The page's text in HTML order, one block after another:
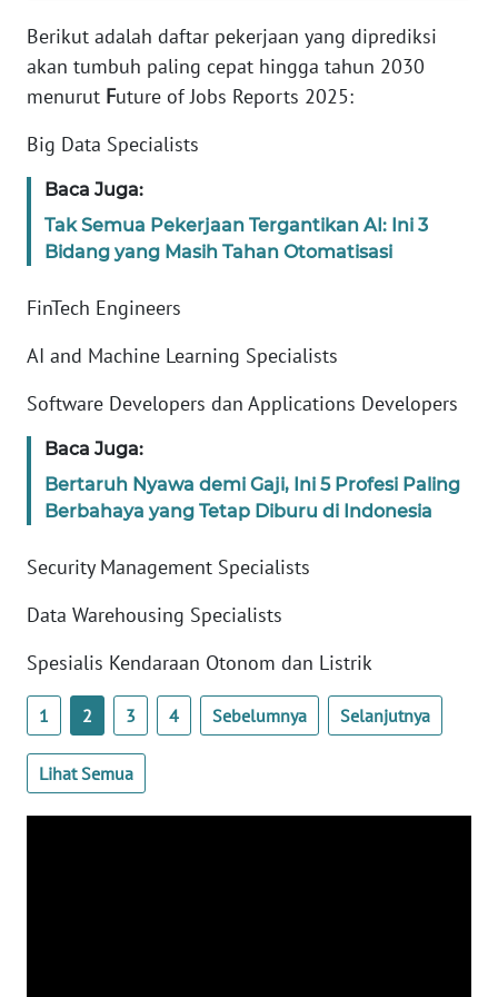
Berikut adalah daftar pekerjaan yang diprediksi
akan tumbuh paling cepat hingga tahun 2030
menurut Future of Jobs Reports 2025:
Big Data Specialists
Baca Juga:
Tak Semua Pekerjaan Tergantikan AI: Ini 3
Bidang yang Masih Tahan Otomatisasi
FinTech Engineers
AI and Machine Learning Specialists
Software Developers dan Applications Developers
Baca Juga:
Bertaruh Nyawa demi Gaji, Ini 5 Profesi Paling
Berbahaya yang Tetap Diburu di Indonesia
Security Management Specialists
Data Warehousing Specialists
Spesialis Kendaraan Otonom dan Listrik
1 2 3 4 Sebelumnya Selanjutnya
Lihat Semua
INDEKS
BERITA
KONTAK
KAMI
INFO
IKLAN
TENTANG
MEDIA
REDAKSI
DISCLAIMER
Wahana
Regional
WN
SUMUT